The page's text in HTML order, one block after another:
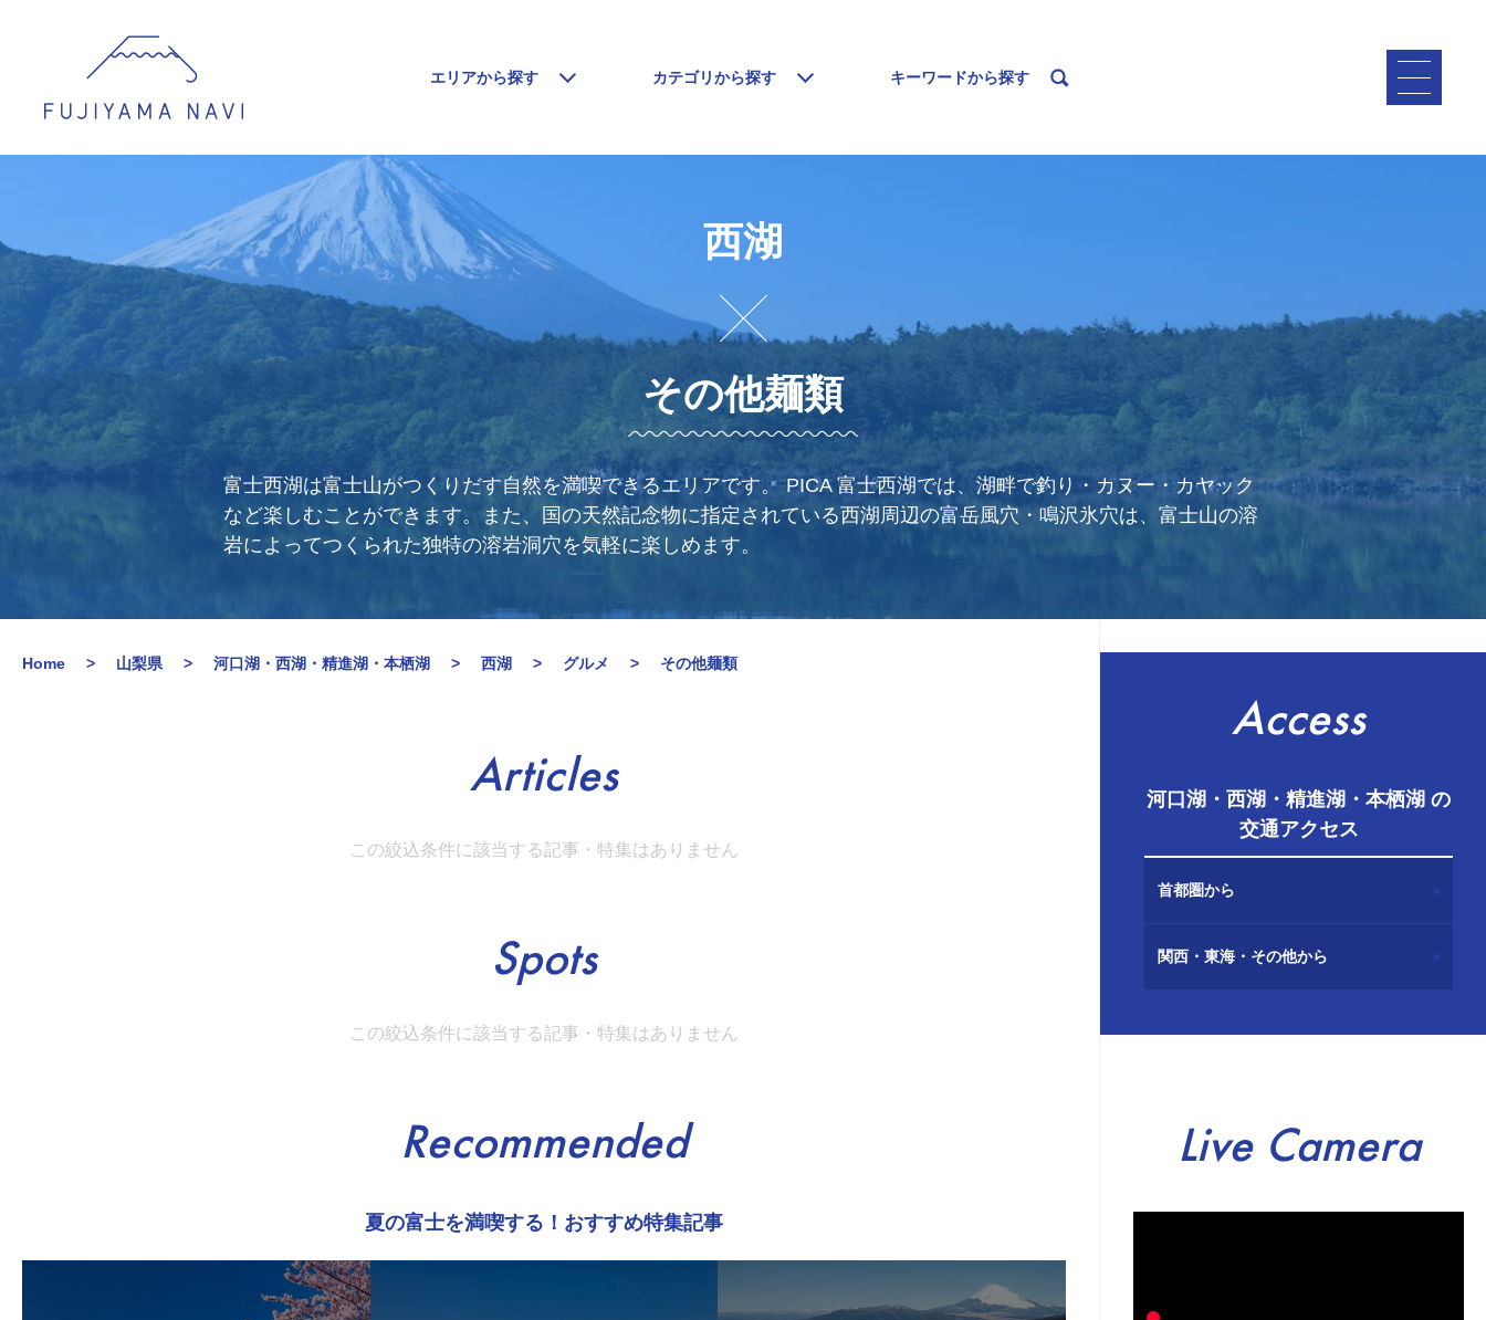
エリアから探す カテゴリから探す キーワードから探す
西湖
その他麺類
富士西湖は富士山がつくりだす自然を満喫できるエリアです。 PICA 富士西湖では、湖畔で釣り・カヌー・カヤック
など楽しむことができます。また、国の天然記念物に指定されている西湖周辺の富岳風穴・鳴沢氷穴は、富士山の溶
岩によってつくられた独特の溶岩洞穴を気軽に楽しめます。
Home 山梨県 河口湖・西湖・精進湖・本栖湖 西湖 グルメ その他麺類
Articles
この絞込条件に該当する記事・特集はありません
Spots
この絞込条件に該当する記事・特集はありません
Recommended
夏の富士を満喫する！おすすめ特集記事
Access
河口湖・西湖・精進湖・本栖湖 の
交通アクセス
首都圏から
関西・東海・その他から
Live Camera